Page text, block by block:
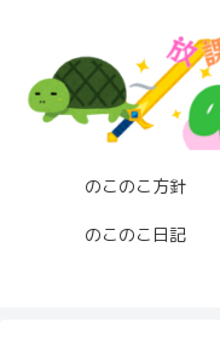
のこのこ方針
のこのこ日記